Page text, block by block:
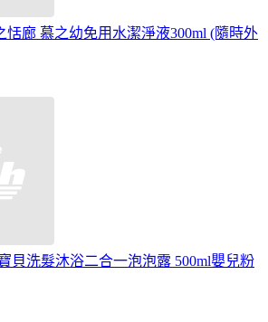
恬廊 慕之幼免用水潔淨液300ml (隨時外
貝洗髮沐浴二合一泡泡露 500ml嬰兒粉